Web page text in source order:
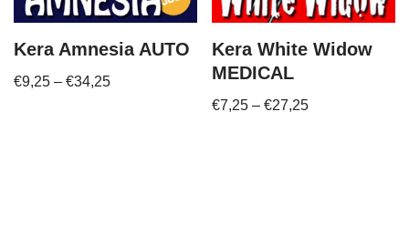
Kera Amnesia AUTO
€9,25 – €34,25
Kera White Widow
MEDICAL
€7,25 –€27,25